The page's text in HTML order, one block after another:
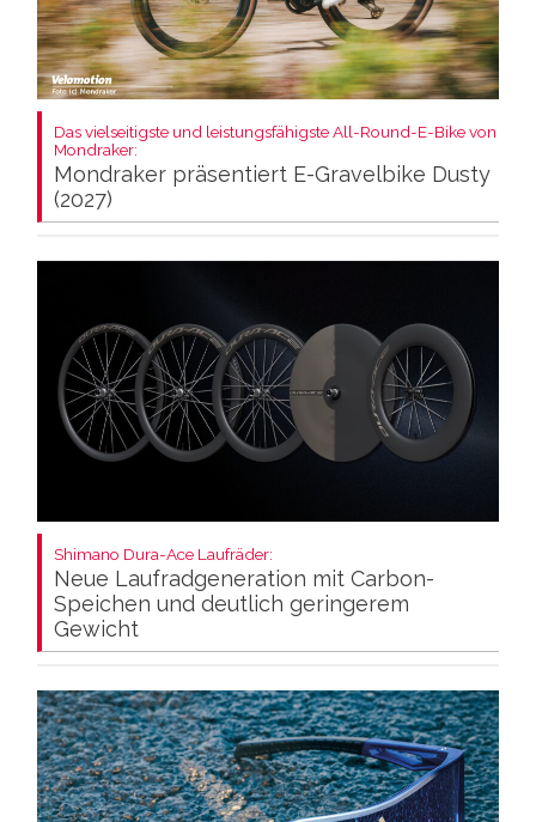
Das vielseitigste und leistungsfähigste All-Round-E-Bike von
Mondraker:
Mondraker präsentiert E-Gravelbike Dusty
(2027)
Shimano Dura-Ace Laufräder:
Neue Laufradgeneration mit Carbon-
Speichen und deutlich geringerem
Gewicht